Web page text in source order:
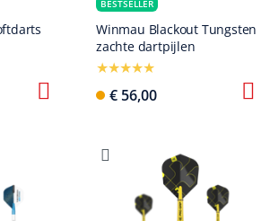
BESTSELLER
Winmau Blackout Tungsten
zachte dartpijlen
€ 56,00